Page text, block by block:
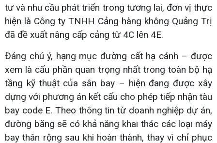
tư và nhu cầu phát triển trong tương lai, đơn vị thực
hiện là Công ty TNHH Cảng hàng không Quảng Trị
đã đề xuất nâng cấp cảng từ 4C lên 4E.
Đáng chú ý, hạng mục đường cất hạ cánh – được
xem là cấu phần quan trọng nhất trong toàn bộ hạ
tầng kỹ thuật của sân bay – hiện đang được xây
dựng với phương án kết cấu cho phép tiếp nhận tàu
bay code E. Theo thông tin từ doanh nghiệp dự án,
đường băng sẽ có khả năng khai thác các loại máy
bay thân rộng sau khi hoàn thành, thay vì chỉ phục